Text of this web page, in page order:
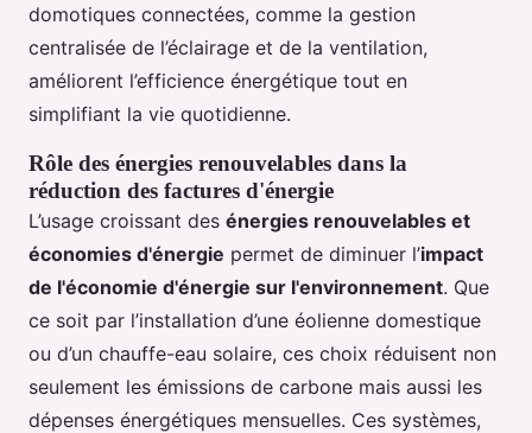
domotiques connectées, comme la gestion
centralisée de l’éclairage et de la ventilation,
améliorent l’efficience énergétique tout en
simplifiant la vie quotidienne.
Rôle des énergies renouvelables dans la
réduction des factures d'énergie
L’usage croissant des énergies renouvelables et
économies d'énergie permet de diminuer l’impact
de l'économie d'énergie sur l'environnement. Que
ce soit par l’installation d’une éolienne domestique
ou d’un chauffe-eau solaire, ces choix réduisent non
seulement les émissions de carbone mais aussi les
dépenses énergétiques mensuelles. Ces systèmes,